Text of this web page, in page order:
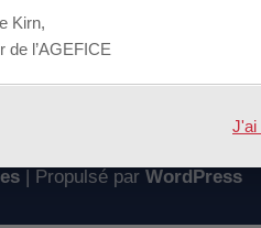
retenus MDD
| Propulsé par WordPress
Kirn,
de l’AGEFICE
J'ai